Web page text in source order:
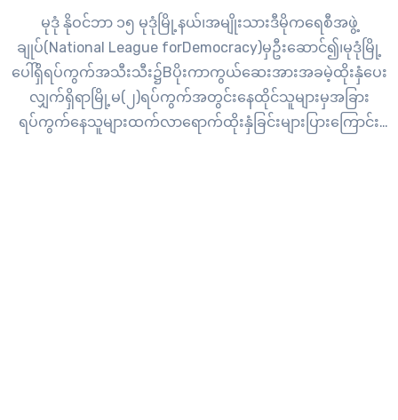
မုဒုံ နိုဝင်ဘာ ၁၅ မုဒုံမြို့နယ်၊အမျိုးသားဒီမိုကရေစီအဖွဲ့
ချုပ်(National League forDemocracy)မှဦးဆောင်၍၊မုဒုံမြို့
ပေါ်ရှိရပ်ကွက်အသီးသီး၌Bပိုးကာကွယ်ဆေးအားအခမဲ့ထိုးနှံပေး
လျှက်ရှိရာမြို့မ(၂)ရပ်ကွက်အတွင်းနေထိုင်သူများမှအခြား
ရပ်ကွက်နေသူများထက်လာရောက်ထိုးနှံခြင်းများပြားကြောင်း